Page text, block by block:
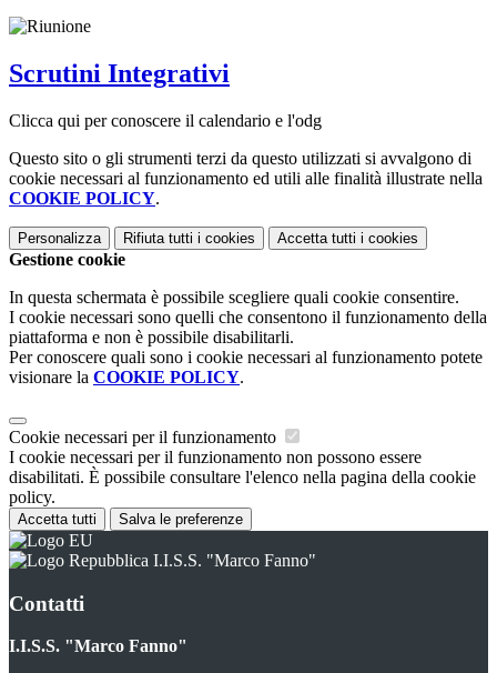
Scrutini Integrativi
Clicca qui per conoscere il calendario e l'odg
Questo sito o gli strumenti terzi da questo utilizzati si avvalgono di
cookie necessari al funzionamento ed utili alle finalità illustrate nella
COOKIE POLICY.
Personalizza Rifiuta tutti i cookies Accetta tutti i cookies
Gestione cookie
In questa schermata è possibile scegliere quali cookie consentire.
I cookie necessari sono quelli che consentono il funzionamento della
piattaforma e non è possibile disabilitarli.
Per conoscere quali sono i cookie necessari al funzionamento potete
visionare la COOKIE POLICY.
Cookie necessari per il funzionamento
I cookie necessari per il funzionamento non possono essere
disabilitati. È possibile consultare l'elenco nella pagina della cookie
policy.
Accetta tutti Salva le preferenze
I.I.S.S. "Marco Fanno"
Contatti
I.I.S.S. "Marco Fanno"